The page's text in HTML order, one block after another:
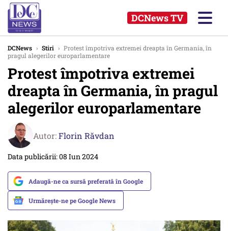
DCNews TV
DCNews › Stiri › Protest împotriva extremei dreapta în Germania, în
pragul alegerilor europarlamentare
Protest împotriva extremei
dreapta în Germania, în pragul
alegerilor europarlamentare
Autor:Florin Răvdan
Data publicării: 08 Iun 2024
Adaugă-ne ca sursă preferată în Google
Urmărește-ne pe Google News